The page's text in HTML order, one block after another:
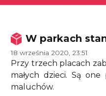
W parkach
18 września 2020, 23:51
Przy trzech placach
małych dzieci. Są
maluchów.